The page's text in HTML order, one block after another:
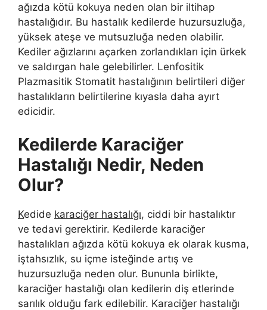
ağızda kötü kokuya neden olan bir iltihap
hastalığıdır. Bu hastalık kedilerde huzursuzluğa,
yüksek ateşe ve mutsuzluğa neden olabilir.
Kediler ağızlarını açarken zorlandıkları için ürkek
ve saldırgan hale gelebilirler. Lenfositik
Plazmasitik Stomatit hastalığının belirtileri diğer
hastalıkların belirtilerine kıyasla daha ayırt
edicidir.
Kedilerde Karaciğer
Hastalığı Nedir, Neden
Olur?
Kedide karaciğer hastalığı, ciddi bir hastalıktır
ve tedavi gerektirir. Kedilerde karaciğer
hastalıkları ağızda kötü kokuya ek olarak kusma,
iştahsızlık, su içme isteğinde artış ve
huzursuzluğa neden olur. Bununla birlikte,
karaciğer hastalığı olan kedilerin diş etlerinde
sarılık olduğu fark edilebilir. Karaciğer hastalığı